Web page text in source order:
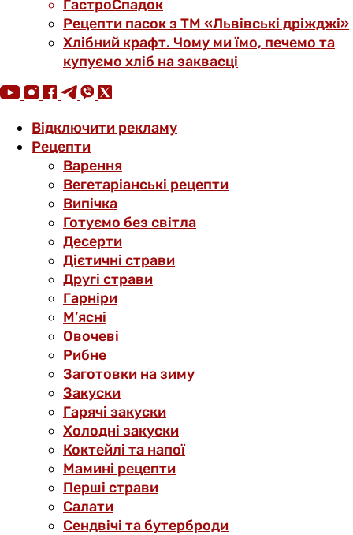
ГастроСпадок
Рецепти пасок з ТМ «Львівські дріжджі»
Хлібний крафт. Чому ми їмо, печемо та
купуємо хліб на заквасці
Відключити рекламу
Рецепти
Варення
Вегетаріанські рецепти
Випічка
Готуємо без світла
Десерти
Дієтичні страви
Другі страви
Гарніри
М’ясні
Овочеві
Рибне
Заготовки на зиму
Закуски
Гарячі закуски
Холодні закуски
Коктейлі та напої
Мамині рецепти
Перші страви
Салати
Сендвічі та бутерброди